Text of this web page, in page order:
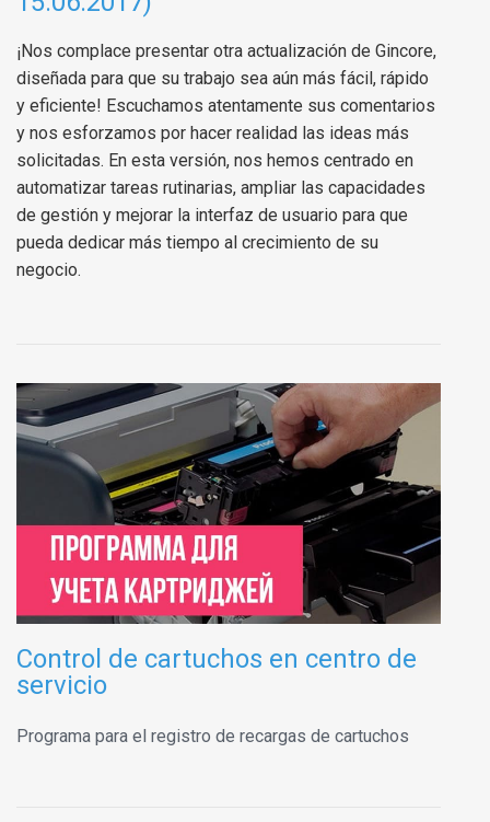
¡Nos complace presentar otra actualización de Gincore,
diseñada para que su trabajo sea aún más fácil, rápido
y eficiente! Escuchamos atentamente sus comentarios
y nos esforzamos por hacer realidad las ideas más
solicitadas. En esta versión, nos hemos centrado en
automatizar tareas rutinarias, ampliar las capacidades
de gestión y mejorar la interfaz de usuario para que
pueda dedicar más tiempo al crecimiento de su
negocio.
Control de cartuchos en centro de
servicio
Programa para el registro de recargas de cartuchos